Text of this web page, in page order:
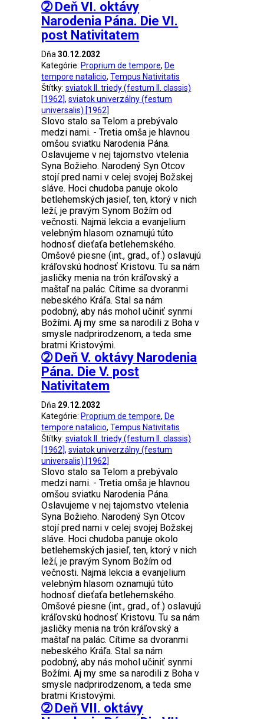
➁ Deň VI. oktávy
Narodenia Pána. Die VI.
post Nativitatem
Dňa30.12.2032
Kategórie: Proprium de tempore, De
tempore natalicio,Tempus Nativitatis
Štítky:sviatok II. triedy (festum II. classis)
[1962],sviatok univerzálny (festum
universalis) [1962]
Slovo stalo sa Telom a prebývalo
medzi nami. - Tretia omša je hlavnou
omšou sviatku Narodenia Pána.
Oslavujeme v nej tajomstvo vtelenia
Syna Božieho. Narodený Syn Otcov
stojí pred nami v celej svojej Božskej
sláve. Hoci chudoba panuje okolo
betlehemských jasieľ, ten, ktorý v nich
leží, je pravým Synom Božím od
večnosti. Najmä lekcia a evanjelium
velebným hlasom oznamujú túto
hodnosť dieťaťa betlehemského.
Omšové piesne (int., grad., of.) oslavujú
kráľovskú hodnosť Kristovu. Tu sa nám
jasličky menia na trón kráľovský a
maštaľ na palác. Cítime sa dvoranmi
nebeského Kráľa. Stal sa nám
podobný, aby nás mohol učiniť synmi
Božími. Aj my sme sa narodili z Boha v
smysle nadprirodzenom, a teda sme
bratmi Kristovými.
➁ Deň V. oktávy Narodenia
Pána. Die V. post
Nativitatem
Dňa 29.12.2032
Kategórie: Proprium de tempore, De
tempore natalicio,Tempus Nativitatis
Štítky:sviatok II. triedy (festum II. classis)
[1962],sviatok univerzálny (festum
universalis) [1962]
Slovo stalo sa Telom a prebývalo
medzi nami. - Tretia omša je hlavnou
omšou sviatku Narodenia Pána.
Oslavujeme v nej tajomstvo vtelenia
Syna Božieho. Narodený Syn Otcov
stojí pred nami v celej svojej Božskej
sláve. Hoci chudoba panuje okolo
betlehemských jasieľ, ten, ktorý v nich
leží, je pravým Synom Božím od
večnosti. Najmä lekcia a evanjelium
velebným hlasom oznamujú túto
hodnosť dieťaťa betlehemského.
Omšové piesne (int., grad., of.) oslavujú
kráľovskú hodnosť Kristovu. Tu sa nám
jasličky menia na trón kráľovský a
maštaľ na palác. Cítime sa dvoranmi
nebeského Kráľa. Stal sa nám
podobný, aby nás mohol učiniť synmi
Božími. Aj my sme sa narodili z Boha v
smysle nadprirodzenom, a teda sme
bratmi Kristovými.
➁ Deň VII. oktávy